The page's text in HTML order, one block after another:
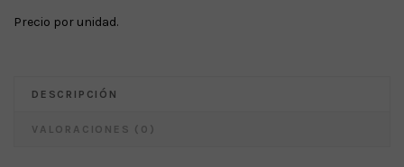
Precio por unidad.
DESCRIPCIÓN
VALORACIONES (0)